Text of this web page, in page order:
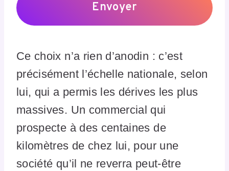
Ce choix n’a rien d’anodin : c’est
précisément l’échelle nationale, selon
lui, qui a permis les dérives les plus
massives. Un commercial qui
prospecte à des centaines de
kilomètres de chez lui, pour une
société qu’il ne reverra peut-être